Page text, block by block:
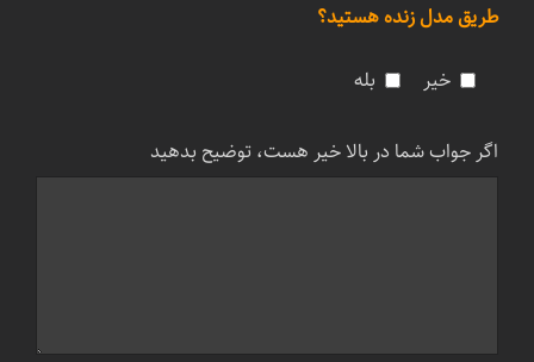
طریق مدل زنده هستید؟
خیر بله
اگر جواب شما در بالا خیر هست، توضیح بدهید